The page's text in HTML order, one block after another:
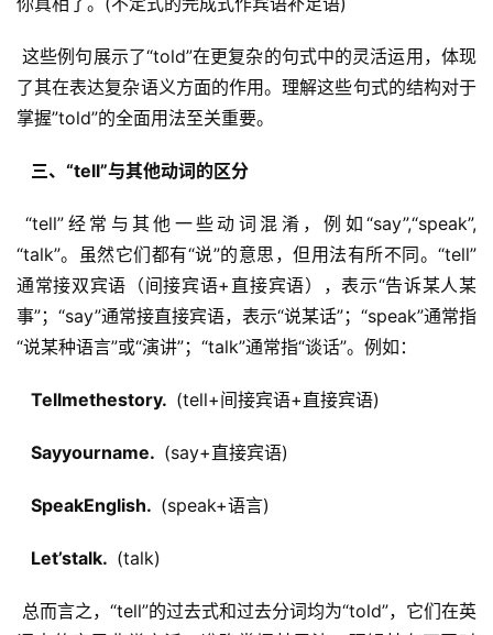
这些例句展示了“told”在更复杂的句式中的灵活运用，体现
了其在表达复杂语义方面的作用。理解这些句式的结构对于
掌握”told”的全面用法至关重要。
  三、“tell”与其他动词的区分
“tell”经常与其他一些动词混淆，例如“say”,“speak”,
“talk”。虽然它们都有“说”的意思，但用法有所不同。“tell”
通常接双宾语（间接宾语+直接宾语），表示“告诉某人某
事”；“say”通常接直接宾语，表示“说某话”；“speak”通常指
“说某种语言”或“演讲”；“talk”通常指“谈话”。例如：
  Tellmethestory.
(tell+间接宾语+直接宾语)
  Sayyourname.
(say+直接宾语)
  SpeakEnglish.
(speak+语言)
  Let’stalk.
(talk)